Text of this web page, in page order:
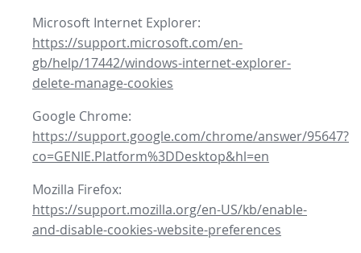
Microsoft Internet Explorer:
https://support.microsoft.com/en-
gb/help/17442/windows-internet-explorer-
delete-manage-cookies
Google Chrome:
https://support.google.com/chrome/answer/95647?
co=GENIE.Platform%3DDesktop&hl=en
Mozilla Firefox:
https://support.mozilla.org/en-US/kb/enable-
and-disable-cookies-website-preferences